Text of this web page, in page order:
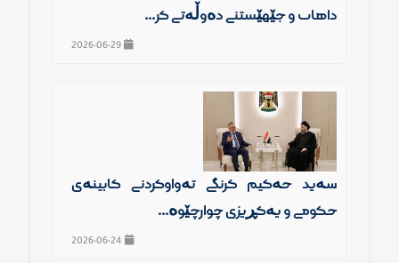
داهات و جێهێشتنی دەوڵەتی كر...
2026-06-29
سەید حەكیم گرنگی تەواوكردنی كابینەی
حكومی و یەكڕیزی چوارچێوە...